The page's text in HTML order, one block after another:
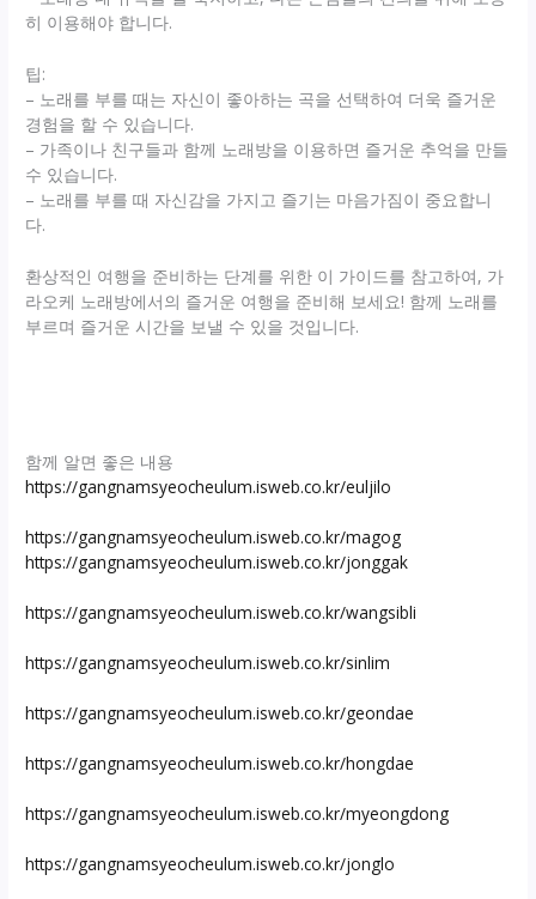
히 이용해야 합니다.
팁:
– 노래를 부를 때는 자신이 좋아하는 곡을 선택하여 더욱 즐거운
경험을 할 수 있습니다.
– 가족이나 친구들과 함께 노래방을 이용하면 즐거운 추억을 만들
수 있습니다.
– 노래를 부를 때 자신감을 가지고 즐기는 마음가짐이 중요합니
다.
환상적인 여행을 준비하는 단계를 위한 이 가이드를 참고하여, 가
라오케 노래방에서의 즐거운 여행을 준비해 보세요! 함께 노래를
부르며 즐거운 시간을 보낼 수 있을 것입니다.
함께 알면 좋은 내용
https://gangnamsyeocheulum.isweb.co.kr/euljilo
https://gangnamsyeocheulum.isweb.co.kr/magog
https://gangnamsyeocheulum.isweb.co.kr/jonggak
https://gangnamsyeocheulum.isweb.co.kr/wangsibli
https://gangnamsyeocheulum.isweb.co.kr/sinlim
https://gangnamsyeocheulum.isweb.co.kr/geondae
https://gangnamsyeocheulum.isweb.co.kr/hongdae
https://gangnamsyeocheulum.isweb.co.kr/myeongdong
https://gangnamsyeocheulum.isweb.co.kr/jonglo